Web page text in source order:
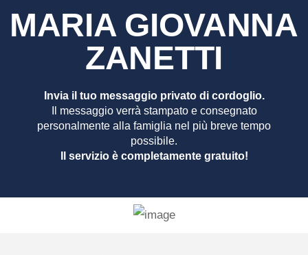
MARIA GIOVANNA
ZANETTI
Invia il tuo messaggio privato di cordoglio.
Il messaggio verrà stampato e consegnato
personalmente alla famiglia nel più breve tempo
possibile.
Il servizio è completamente gratuito!